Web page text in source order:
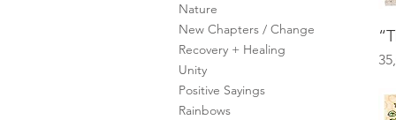
Nature
New Chapters / Change
Recovery + Healing
Unity
Positive Sayings
Rainbows